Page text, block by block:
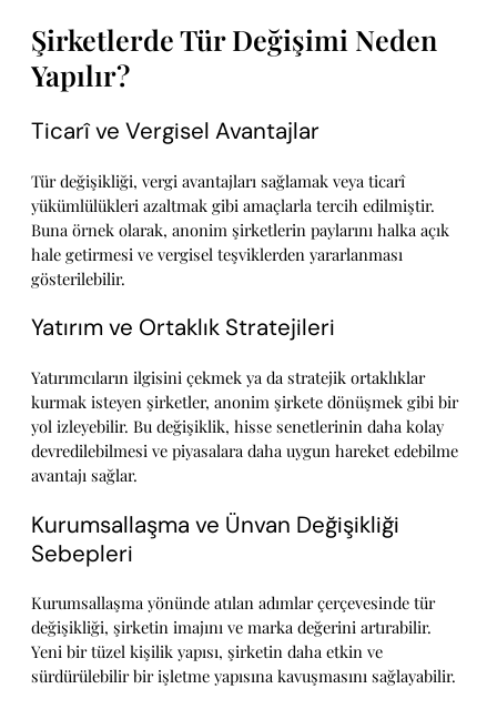
Şirketlerde Tür Değişimi Neden
Yapılır?
Ticarî ve Vergisel Avantajlar
Tür değişikliği, vergi avantajları sağlamak veya ticarî
yükümlülükleri azaltmak gibi amaçlarla tercih edilmiştir.
Buna örnek olarak, anonim şirketlerin paylarını halka açık
hale getirmesi ve vergisel teşviklerden yararlanması
gösterilebilir.
Yatırım ve Ortaklık Stratejileri
Yatırımcıların ilgisini çekmek ya da stratejik ortaklıklar
kurmak isteyen şirketler, anonim şirkete dönüşmek gibi bir
yol izleyebilir. Bu değişiklik, hisse senetlerinin daha kolay
devredilebilmesi ve piyasalara daha uygun hareket edebilme
avantajı sağlar.
Kurumsallaşma ve Ünvan Değişikliği
Sebepleri
Kurumsallaşma yönünde atılan adımlar çerçevesinde tür
değişikliği, şirketin imajını ve marka değerini artırabilir.
Yeni bir tüzel kişilik yapısı, şirketin daha etkin ve
sürdürülebilir bir işletme yapısına kavuşmasını sağlayabilir.